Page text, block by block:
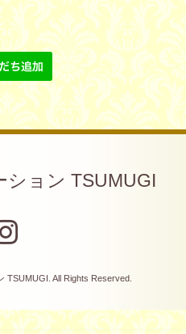
ョン TSUMUGI
TSUMUGI . All Rights Reserved.